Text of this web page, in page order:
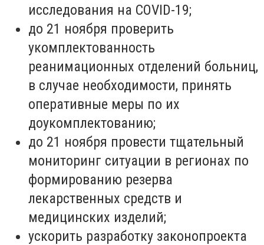
исследования на COVID-19;
до 21 ноября проверить
укомплектованность
реанимационных отделений больниц,
в случае необходимости, принять
оперативные меры по их
доукомплектованию;
до 21 ноября провести тщательный
мониторинг ситуации в регионах по
формированию резерва
лекарственных средств и
медицинских изделий;
ускорить разработку законопроекта